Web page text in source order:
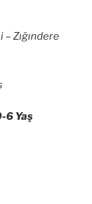
Zığındere
6 Yaş